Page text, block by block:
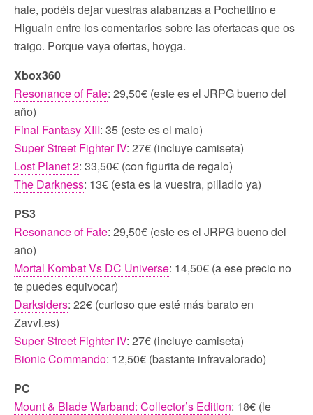
hale, podéis dejar vuestras alabanzas a Pochettino e
Higuain entre los comentarios sobre las ofertacas que os
traigo. Porque vaya ofertas, hoyga.
Xbox360
Resonance of Fate: 29,50€ (este es el JRPG bueno del
año)
Final Fantasy XIII: 35 (este es el malo)
Super Street Fighter IV: 27€ (incluye camiseta)
Lost Planet 2: 33,50€ (con figurita de regalo)
The Darkness: 13€ (esta es la vuestra, pilladlo ya)
PS3
Resonance of Fate: 29,50€ (este es el JRPG bueno del
año)
Mortal Kombat Vs DC Universe: 14,50€ (a ese precio no
te puedes equivocar)
Darksiders: 22€ (curioso que esté más barato en
Zavvi.es)
Super Street Fighter IV: 27€ (incluye camiseta)
Bionic Commando: 12,50€ (bastante infravalorado)
PC
Mount & Blade Warband: Collector’s Edition: 18€ (le